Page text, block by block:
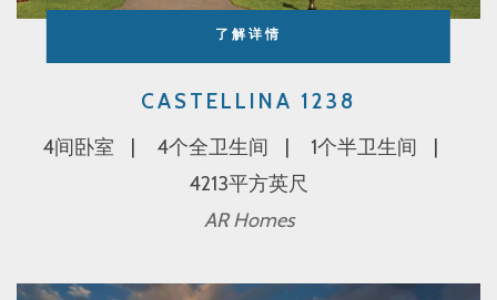
了解详情
CASTELLINA 1238
4间卧室 4个全卫生间
1个半卫生间
4213平方英尺
AR Homes